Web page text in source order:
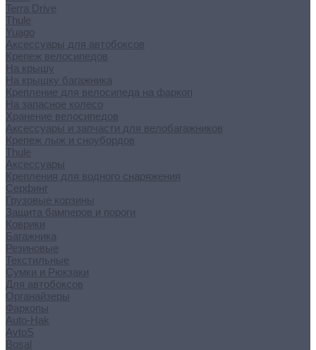
Terra Drive
Thule
Yuago
Аксессуары для автобоксов
Крепеж велосипедов
На крышу
На крышку багажника
Крепление для велосипеда на фаркоп
На запасное колесо
Хранение велосипедов
Аксессуары и запчасти для велобагажников
Крепеж лыж и сноубордов
Thule
Аксессуары
Крепления для водного снаряжения
Серфинг
Грузовые корзины
Защита бамперов и пороги
Коврики
Багажника
Резиновые
Текстильные
Сумки и Рюкзаки
Для автобоксов
Органайзеры
Фаркопы
Auto-Hak
AvtoS
Bosal